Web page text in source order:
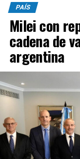
PAÍS
Milei con
cadena de
argentina